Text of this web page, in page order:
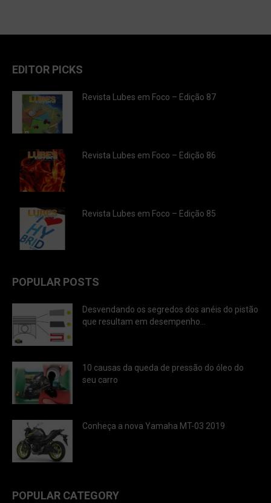
EDITOR PICKS
Revista Lubes em Foco – Edição 87
Revista Lubes em Foco – Edição 86
Revista Lubes em Foco – Edição 85
POPULAR POSTS
Desvendando os segredos dos anéis do pistão
que resultam em desempenho...
10 causas da queda de pressão do óleo do
seu carro
Conheça a nova Yamaha MT-03 2019
POPULAR CATEGORY